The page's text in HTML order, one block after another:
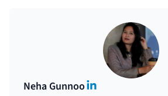
Neha GunnooLinkedIn